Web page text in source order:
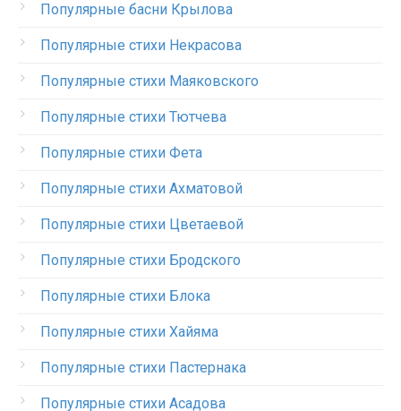
Популярные басни Крылова
Популярные стихи Некрасова
Популярные стихи Маяковского
Популярные стихи Тютчева
Популярные стихи Фета
Популярные стихи Ахматовой
Популярные стихи Цветаевой
Популярные стихи Бродского
Популярные стихи Блока
Популярные стихи Хайяма
Популярные стихи Пастернака
Популярные стихи Асадова